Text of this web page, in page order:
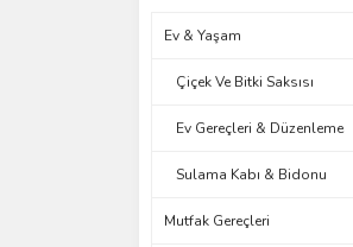
Ev & Yaşam
Çiçek Ve Bitki Saksısı
Ev Gereçleri & Düzenleme
Sulama Kabı & Bidonu
Mutfak Gereçleri